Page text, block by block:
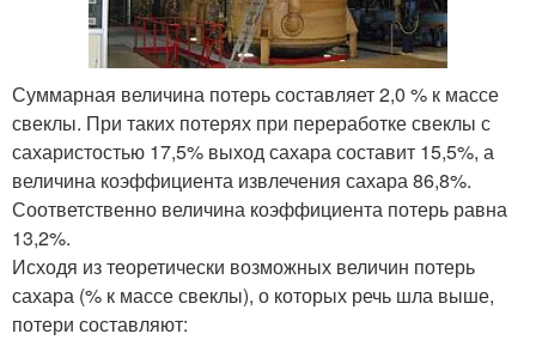
Суммарная величина потерь составляет 2,0 % к массе
свеклы. При таких потерях при переработке свеклы с
сахаристостью 17,5% выход сахара составит 15,5%, а
величина коэффициента извлечения сахара 86,8%.
Соответственно величина коэффициента потерь равна
13,2%.
Исходя из теоретически возможных величин потерь
сахара (% к массе свеклы), о которых речь шла выше,
потери составляют: